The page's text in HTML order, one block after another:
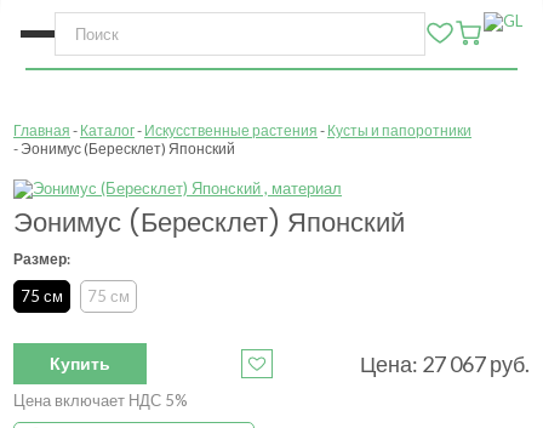
Главная Каталог Искусственные растения
Кусты и папоротники
Эонимус (Бересклет) Японский
Эонимус (Бересклет) Японский
Размер:
75 см 75 см
Купить Цена: 27 067руб.
Цена включает НДС 5%